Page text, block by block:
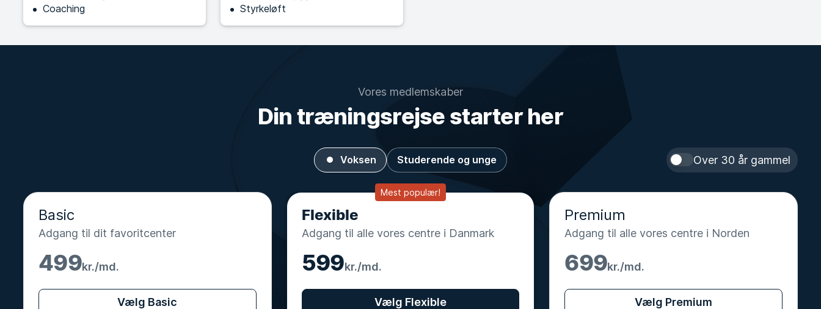
Coaching
Styrkeløft
Vores medlemskaber
Din træningsrejse starter her
Voksen Studerende og unge Over 30 år gammel
Basic
Adgang til dit favoritcenter
499kr./md.
Vælg Basic
Mest populær!
Flexible
Adgang til alle vores centre i Danmark
599kr./md.
Vælg Flexible
Premium
Adgang til alle vores centre i Norden
699kr./md.
Vælg Premium